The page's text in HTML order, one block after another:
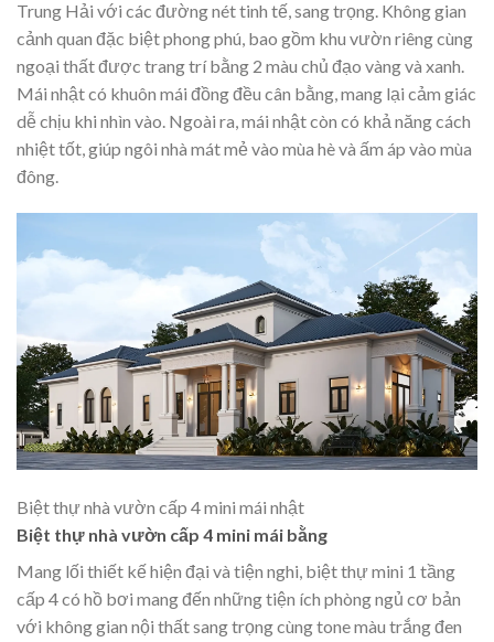
Trung Hải với các đường nét tinh tế, sang trọng. Không gian
cảnh quan đặc biệt phong phú, bao gồm khu vườn riêng cùng
ngoại thất được trang trí bằng 2 màu chủ đạo vàng và xanh.
Mái nhật có khuôn mái đồng đều cân bằng, mang lại cảm giác
dễ chịu khi nhìn vào. Ngoài ra, mái nhật còn có khả năng cách
nhiệt tốt, giúp ngôi nhà mát mẻ vào mùa hè và ấm áp vào mùa
đông.
Biệt thự nhà vườn cấp 4 mini mái nhật
Biệt thự nhà vườn cấp 4 mini mái bằng
Mang lối thiết kế hiện đại và tiện nghi, biệt thự mini 1 tầng
cấp 4 có hồ bơi mang đến những tiện ích phòng ngủ cơ bản
với không gian nội thất sang trọng cùng tone màu trắng đen